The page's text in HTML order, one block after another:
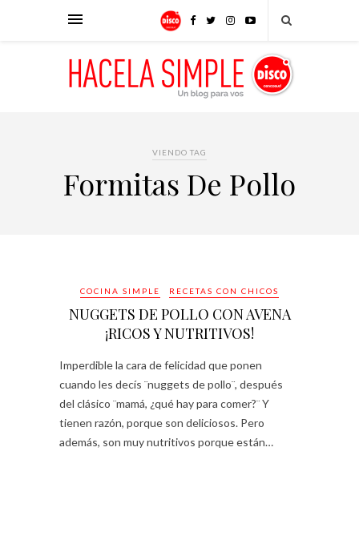
VIENDO TAG
Formitas De Pollo
COCINA SIMPLE RECETAS CON CHICOS
NUGGETS DE POLLO CON AVENA
¡RICOS Y NUTRITIVOS!
Imperdible la cara de felicidad que ponen
cuando les decís ¨nuggets de pollo¨, después
del clásico ¨mamá, ¿qué hay para comer?¨ Y
tienen razón, porque son deliciosos. Pero
además, son muy nutritivos porque están…